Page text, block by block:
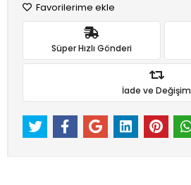
Favorilerime ekle
Süper Hızlı Gönderi
İade ve Değişim